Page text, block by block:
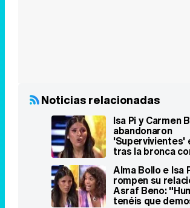
Noticias relacionadas
Isa Pi y Carmen
abandonaron
'Supervivientes'
tras la bronca
Alma Bollo e Isa
rompen su
Asraf Beno:
tenéis que